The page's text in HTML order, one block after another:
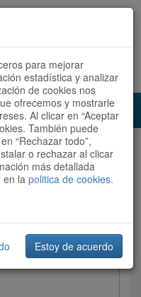
Español | Català
por: Más recientes /
para mejorar
estadística y analizar
de cookies nos
ofrecemos y mostrarle
Al clicar en “Aceptar
También puede
“Rechazar todo”,
o rechazar al clicar
más detallada
en la politica de cookies.
Estoy de acuerdo